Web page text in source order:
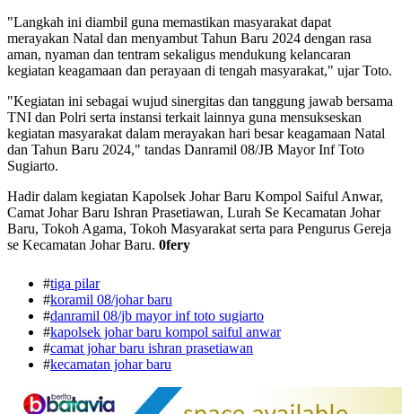
"Langkah ini diambil guna memastikan masyarakat dapat
merayakan Natal dan menyambut Tahun Baru 2024 dengan rasa
aman, nyaman dan tentram sekaligus mendukung kelancaran
kegiatan keagamaan dan perayaan di tengah masyarakat," ujar Toto.
"Kegiatan ini sebagai wujud sinergitas dan tanggung jawab bersama
TNI dan Polri serta instansi terkait lainnya guna mensukseskan
kegiatan masyarakat dalam merayakan hari besar keagamaan Natal
dan Tahun Baru 2024," tandas Danramil 08/JB Mayor Inf Toto
Sugiarto.
Hadir dalam kegiatan Kapolsek Johar Baru Kompol Saiful Anwar,
Camat Johar Baru Ishran Prasetiawan, Lurah Se Kecamatan Johar
Baru, Tokoh Agama, Tokoh Masyarakat serta para Pengurus Gereja
se Kecamatan Johar Baru. 0fery
#tiga pilar
#koramil 08/johar baru
#danramil 08/jb mayor inf toto sugiarto
#kapolsek johar baru kompol saiful anwar
#camat johar baru ishran prasetiawan
#kecamatan johar baru